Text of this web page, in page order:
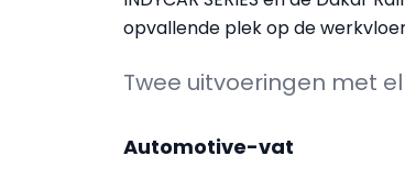
opvallende plek op de
Twee uitvoeringen met
Automotive-vat